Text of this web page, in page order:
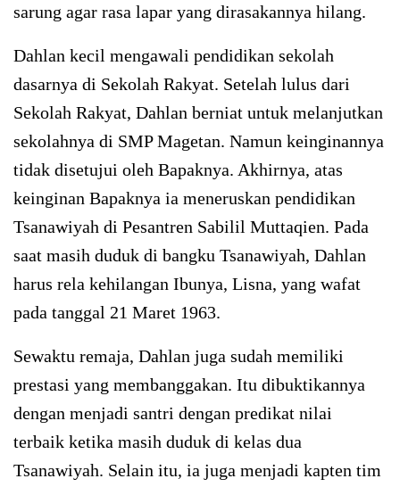
sarung agar rasa lapar yang dirasakannya hilang.
Dahlan kecil mengawali pendidikan sekolah
dasarnya di Sekolah Rakyat. Setelah lulus dari
Sekolah Rakyat, Dahlan berniat untuk melanjutkan
sekolahnya di SMP Magetan. Namun keinginannya
tidak disetujui oleh Bapaknya. Akhirnya, atas
keinginan Bapaknya ia meneruskan pendidikan
Tsanawiyah di Pesantren Sabilil Muttaqien. Pada
saat masih duduk di bangku Tsanawiyah, Dahlan
harus rela kehilangan Ibunya, Lisna, yang wafat
pada tanggal 21 Maret 1963.
Sewaktu remaja, Dahlan juga sudah memiliki
prestasi yang membanggakan. Itu dibuktikannya
dengan menjadi santri dengan predikat nilai
terbaik ketika masih duduk di kelas dua
Tsanawiyah. Selain itu, ia juga menjadi kapten tim